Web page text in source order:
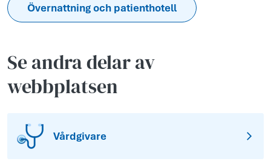
Övernattning och patienthotell
Se andra delar av
webbplatsen
Vårdgivare